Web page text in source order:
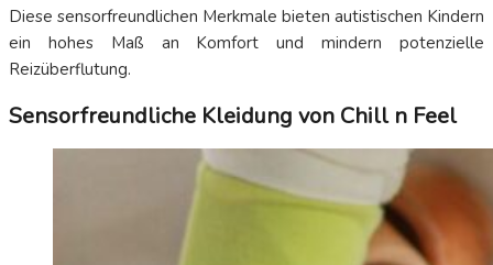
Diese sensorfreundlichen Merkmale bieten autistischen Kindern
ein hohes Maß an Komfort und mindern potenzielle
Reizüberflutung.
Sensorfreundliche Kleidung von Chill n Feel